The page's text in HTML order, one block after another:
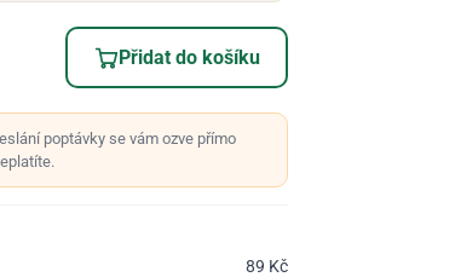
Přidat do košíku
poptávky se vám ozve přímo
89 Kč